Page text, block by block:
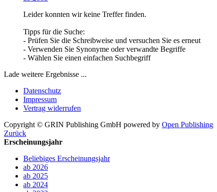
Leider konnten wir keine Treffer finden.
Tipps für die Suche:
- Prüfen Sie die Schreibweise und versuchen Sie es erneut
- Verwenden Sie Synonyme oder verwandte Begriffe
- Wählen Sie einen einfachen Suchbegriff
Lade weitere Ergebnisse ...
Datenschutz
Impressum
Vertrag widerrufen
Copyright © GRIN Publishing GmbH powered by Open Publishing
Zurück
Erscheinungsjahr
Beliebiges Erscheinungsjahr
ab 2026
ab 2025
ab 2024